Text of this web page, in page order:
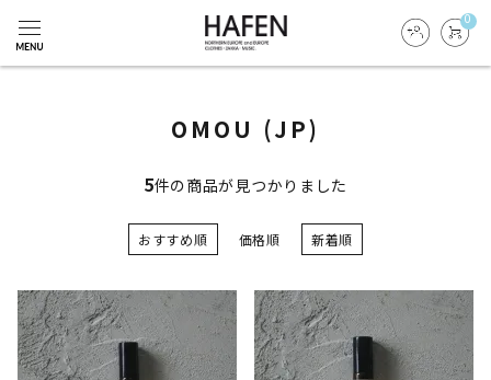
0
OMOU (JP)
5件の商品が見つかりました
おすすめ順 価格順 新着順